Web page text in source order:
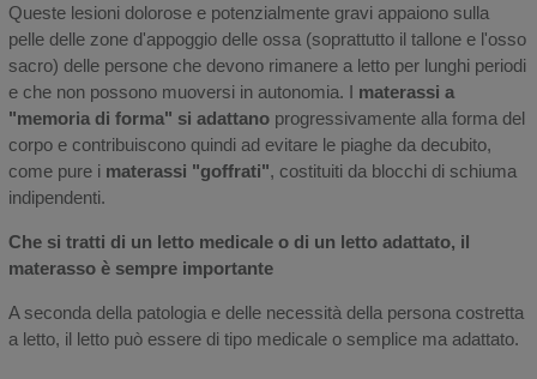
Queste lesioni dolorose e potenzialmente gravi appaiono sulla
pelle delle zone d'appoggio delle ossa (soprattutto il tallone e l'osso
sacro) delle persone che devono rimanere a letto per lunghi periodi
e che non possono muoversi in autonomia. I materassi a
"memoria di forma" si adattano progressivamente alla forma del
corpo e contribuiscono quindi ad evitare le piaghe da decubito,
come pure i materassi "goffrati", costituiti da blocchi di schiuma
indipendenti.
Che si tratti di un letto medicale o di un letto adattato, il
materasso è sempre importante
A seconda della patologia e delle necessità della persona costretta
a letto, il letto può essere di tipo medicale o semplice ma adattato.